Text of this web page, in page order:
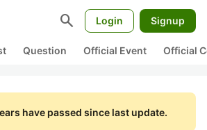
search Login Signup
Question Official Event Official
have passed since last update.